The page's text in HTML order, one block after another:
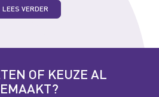
LEES VERDER
OF KEUZE AL